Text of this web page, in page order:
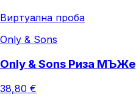
Виртуална проба
Only & Sons
Only & Sons Риза МЪЖe
38,80 €